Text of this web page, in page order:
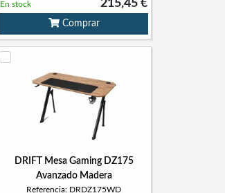
215,45 €
En stock
Comprar
DRIFT Mesa Gaming DZ175
Avanzado Madera
Referencia: DRDZ175WD